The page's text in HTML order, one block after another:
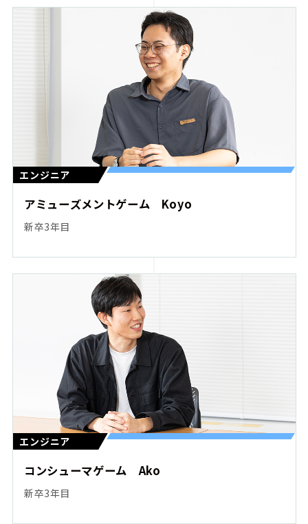
エンジニア
アミューズメントゲーム Koyo
新卒3年目
エンジニア
コンシューマゲーム Ako
新卒3年目